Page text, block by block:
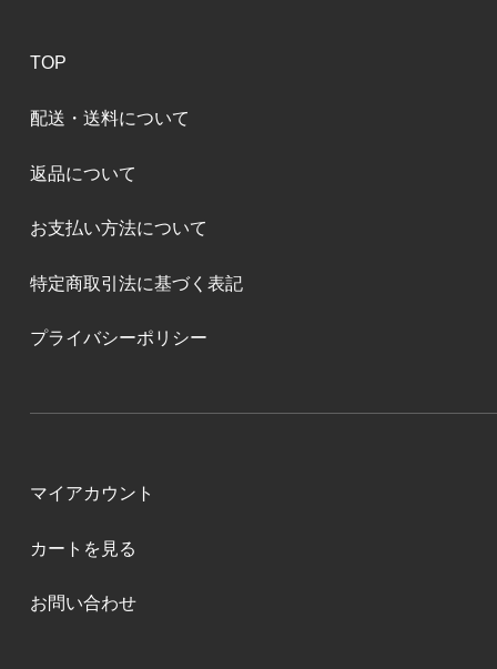
TOP
配送・送料について
返品について
お支払い方法について
特定商取引法に基づく表記
プライバシーポリシー
マイアカウント
カートを見る
お問い合わせ